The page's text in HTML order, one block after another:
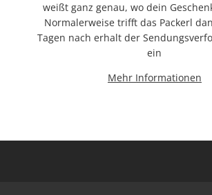
weißt ganz genau, wo dein
Normalerweise trifft das Packerl
Tagen nach erhalt der
ein
Mehr Informationen